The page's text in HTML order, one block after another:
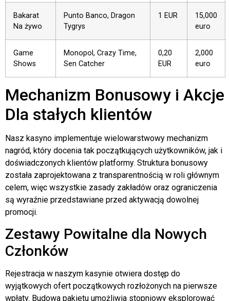
Bakarat
Na żywo
Punto Banco, Dragon
Tygrys
1 EUR
15,000
euro
Game
Shows
Monopol, Crazy Time,
Sen Catcher
0,20
EUR
2,000
euro
Mechanizm Bonusowy i Akcje
Dla stałych klientów
Nasz kasyno implementuje wielowarstwowy mechanizm
nagród, który docenia tak początkujących użytkowników, jak i
doświadczonych klientów platformy. Struktura bonusowy
została zaprojektowana z transparentnością w roli głównym
celem, więc wszystkie zasady zakładów oraz ograniczenia
są wyraźnie przedstawiane przed aktywacją dowolnej
promocji.
Zestawy Powitalne dla Nowych
Członków
Rejestracja w naszym kasynie otwiera dostęp do
wyjątkowych ofert początkowych rozłożonych na pierwsze
wpłaty. Budowa pakietu umożliwia stopniowy eksplorować